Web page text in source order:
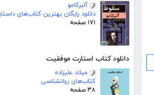
از: آلبرکامو
دانلود رایگان بهترین کتاب‌های
۱۷۱ صفحه
دانلود کتاب استارت موفقیت
از: میلاد علیزاده
کتاب‌های روانشناسی
۳۸ صفحه